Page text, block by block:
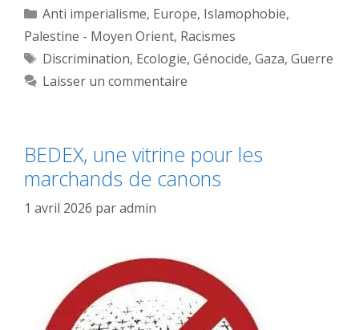
Catégories
Anti imperialisme, Europe, Islamophobie,
Palestine - Moyen Orient, Racismes
Étiquettes
Discrimination, Ecologie, Génocide, Gaza, Guerre
Laisser un commentaire
BEDEX, une vitrine pour les
marchands de canons
1 avril 2026 paradmin